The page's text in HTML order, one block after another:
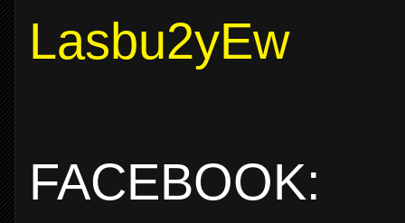
Lasbu2yEw
FACEBOOK: